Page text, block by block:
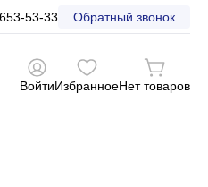
53-33 Обратный звонок
ВойтиИзбранноеНет товаров